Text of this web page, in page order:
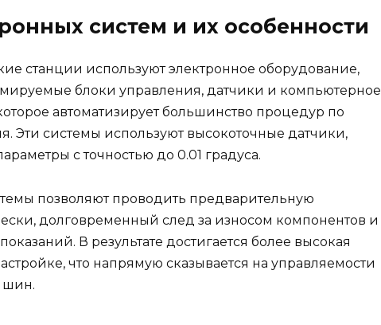
систем и их особенности
станции используют электронное оборудование,
блоки управления, датчики и компьютерное
автоматизирует большинство процедур по
Эти системы используют высокоточные датчики,
с точностью до 0.01 градуса.
позволяют проводить предварительную
долговременный след за износом компонентов и
В результате достигается более высокая
что напрямую сказывается на управляемости
шин.